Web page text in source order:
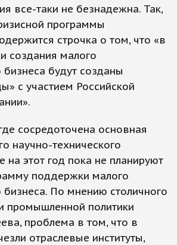
все-таки не безнадежна. Так,
программы
строчка о том, что «в
создания малого
будут созданы
с участием Российской
сосредоточена основная
научно-технического
на этот год пока не планируют
поддержки малого
По мнению столичного
промышленной политики
проблема в том, что в
отраслевые институты,